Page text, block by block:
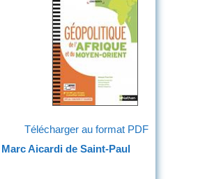
Télécharger au format PDF
Marc Aicardi de Saint-Paul